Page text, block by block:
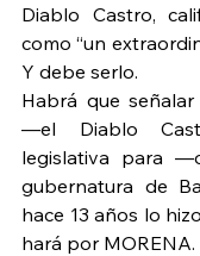
Diablo Castro,
como “un
Y debe serlo.
Habrá que
—el Diablo
legislativa para
gubernatura de
hace 13 años lo
hará por MORENA.